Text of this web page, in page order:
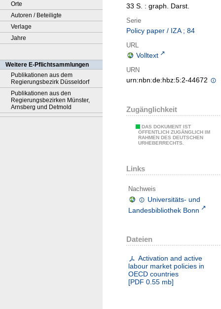
Orte
Autoren / Beteiligte
Verlage
Jahre
Weitere E-Pflichtsammlungen
Publikationen aus dem
Regierungsbezirk Düsseldorf
Publikationen aus den
Regierungsbezirken Münster,
Arnsberg und Detmold
33 S. : graph. Darst.
Serie
Policy paper / IZA ; 84
URL
Volltext
URN
urn:nbn:de:hbz:5:2-44672
Zugänglichkeit
DAS DOKUMENT IST
ÖFFENTLICH ZUGÄNGLICH IM
RAHMEN DES DEUTSCHEN
URHEBERRECHTS.
Links
Nachweis
Universitäts- und
Landesbibliothek Bonn
Dateien
Activation and active
labour market policies in
OECD countries
[PDF 0.55 mb]